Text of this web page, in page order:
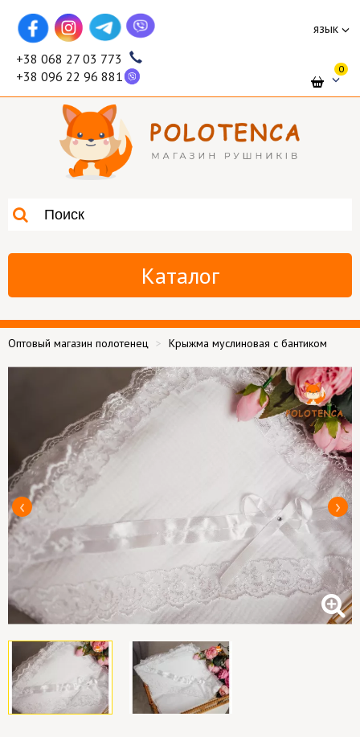
язык
+38 068 27 03 773
+38 096 22 96 881
0
Каталог
Оптовый магазин полотенец Крыжма муслиновая с бантиком